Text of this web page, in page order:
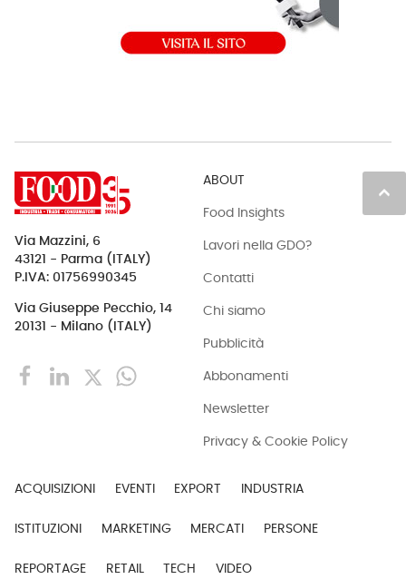
keyboard_arrow_up
Via Mazzini, 6
43121 - Parma (ITALY)
P.IVA: 01756990345
Via Giuseppe Pecchio, 14
20131 - Milano (ITALY)
ABOUT
Food Insights
Lavori nella GDO?
Contatti
Chi siamo
Pubblicità
Abbonamenti
Newsletter
Privacy & Cookie Policy
ACQUISIZIONI EVENTI EXPORT INDUSTRIA
ISTITUZIONI MARKETING MERCATI PERSONE
REPORTAGE RETAIL TECH VIDEO